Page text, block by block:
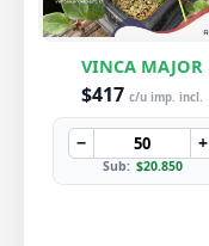
VINCA MAJOR
$417 c/u imp. incl.
− +
Sub: $20.850